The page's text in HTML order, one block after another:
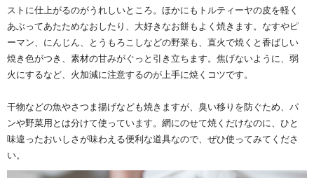
ストに仕上がるのがうれしいところ。ほかにもトルティーヤの皮を軽く
あぶってあたためなおしたり、大好きなお餅もよく焼きます。なすやピ
ーマン、にんじん、とうもろこしなどの野菜も、直火で焼くと香ばしい
焼き色がつき、素材の甘みがぐっと引き立ちます。焦げないように、弱
火にするなど、火加減に注意するのが上手に焼くコツです。
干物などの魚やさつま揚げなども焼きますが、臭い移りを防ぐため、パ
ンや野菜用とは分けて使っています。網にのせて焼くだけなのに、ひと
味違ったおいしさが味わえる便利な道具なので、ぜひ使ってみてくださ
い。